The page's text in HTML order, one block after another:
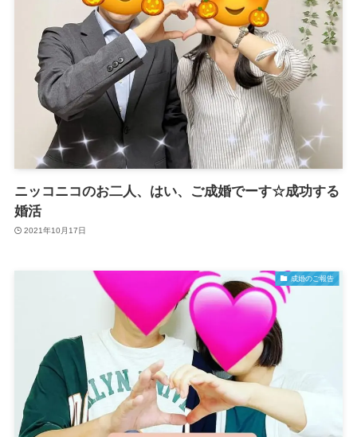
ニッコニコのお二人、はい、ご成婚でーす☆成功する
婚活
2021年10月17日
成婚のご報告